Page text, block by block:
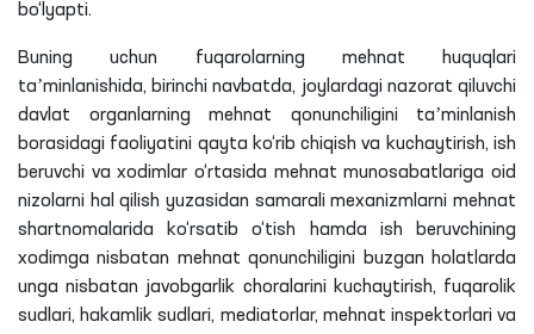
bo‘lyapti.
Buning uchun fuqarolarning mehnat huquqlari
taʼminlanishida, birinchi navbatda, joylardagi nazorat qiluvchi
davlat organlarning mehnat qonunchiligini taʼminlanish
borasidagi faoliyatini qayta ko‘rib chiqish va kuchaytirish, ish
beruvchi va xodimlar o‘rtasida mehnat munosabatlariga oid
nizolarni hal qilish yuzasidan samarali mexanizmlarni mehnat
shartnomalarida ko‘rsatib o‘tish hamda ish beruvchining
xodimga nisbatan mehnat qonunchiligini buzgan holatlarda
unga nisbatan javobgarlik choralarini kuchaytirish, fuqarolik
sudlari, hakamlik sudlari, mediatorlar, mehnat inspektorlari va